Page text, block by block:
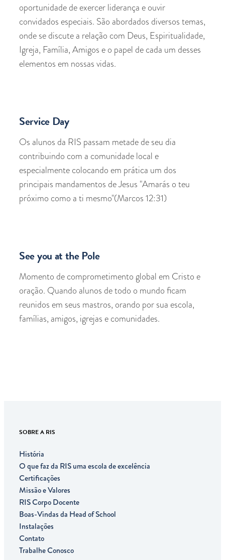
oportunidade de exercer liderança e ouvir
convidados especiais. São abordados diversos temas,
onde se discute a relação com Deus, Espiritualidade,
Igreja, Família, Amigos e o papel de cada um desses
elementos em nossas vidas.
Service Day
Os alunos da RIS passam metade de seu dia
contribuindo com a comunidade local e
especialmente colocando em prática um dos
principais mandamentos de Jesus "Amarás o teu
próximo como a ti mesmo"(Marcos 12:31)
See you at the Pole
Momento de comprometimento global em Cristo e
oração. Quando alunos de todo o mundo ficam
reunidos em seus mastros, orando por sua escola,
famílias, amigos, igrejas e comunidades.
SOBRE A RIS
História
O que faz da RIS uma escola de excelência
Certificações
Missão e Valores
RIS Corpo Docente
Boas-Vindas da Head of School
Instalações
Contato
Trabalhe Conosco